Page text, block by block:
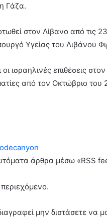
Γάζα.
στον Λίβανο από τις
Υγείας του Λιβάνου
ισραηλινές επιθέσεις
από τον Οκτώβριο του
άρθρα μέσω «RSS
μην διστάσετε να